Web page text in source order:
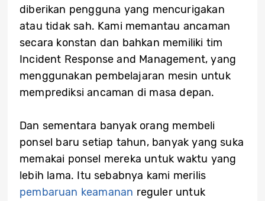
diberikan pengguna yang mencurigakan
atau tidak sah. Kami memantau ancaman
secara konstan dan bahkan memiliki tim
Incident Response and Management, yang
menggunakan pembelajaran mesin untuk
memprediksi ancaman di masa depan.
Dan sementara banyak orang membeli
ponsel baru setiap tahun, banyak yang suka
memakai ponsel mereka untuk waktu yang
lebih lama. Itu sebabnya kami merilis
pembaruan keamanan reguler untuk